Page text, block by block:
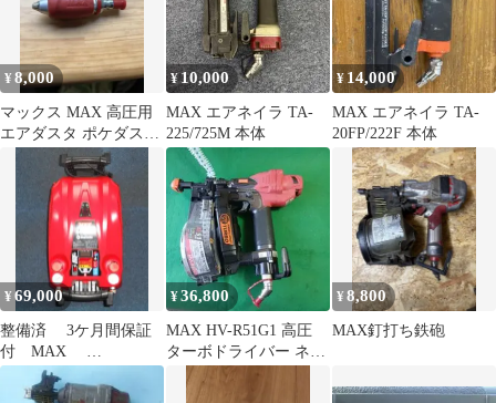
¥8,000
マックス MAX 高圧用
エアダスタ ポケダス
HG-50 販売終了品
¥10,000
MAX エアネイラ TA-
225/725M 本体
¥ 14,000
MAX エアネイラ TA-
20FP/222F 本体
¥69,000
整備済 3ケ月間保証
付 MAX
HH1270EⅡ エアコンプ
レッサー
¥36,800
MAX HV-R51G1 高圧
ターボドライバー ネジ
打ち機51mm動作確認済
¥8,800
MAX釘打ち鉄砲